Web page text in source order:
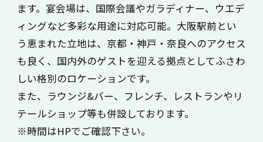
ます。宴会場は、国際会議やガラディナー、ウエデ
ィングなど多彩な用途に対応可能。大阪駅前とい
う恵まれた立地は、京都・神戸・奈良へのアクセス
も良く、国内外のゲストを迎える拠点としてふさわ
しい格別のロケーションです。
また、ラウンジ&バー、フレンチ、レストランやリ
テールショップ等も併設しております。
※時間はHPでご確認下さい。